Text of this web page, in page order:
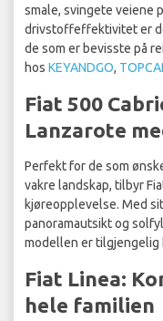
smale, svingete veiene
drivstoffeffektivitet er
de som er bevisste på
hos KEYANDGO,
Fiat 500
Lanzarote
Perfekt for de som
vakre landskap, tilbyr
kjøreopplevelse. Med
panoramautsikt og
modellen er tilgjengelig
Fiat Linea:
hele familien